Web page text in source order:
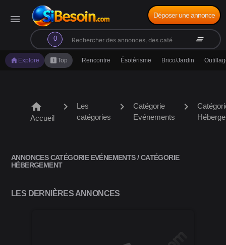
menu
0
search clear_all
Déposer une annonce
home Explore looks_oneTop Rencontre Ésotérisme Brico/Jardin
home
Accueil
chevron_right
Les
catégories
chevron_right
Catégorie
Evénements
chevron_right
ANNONCES CATÉGORIE EVÉNEMENTS / CATÉGORIE
HÉBERGEMENT
LES DERNIÈRES ANNONCES